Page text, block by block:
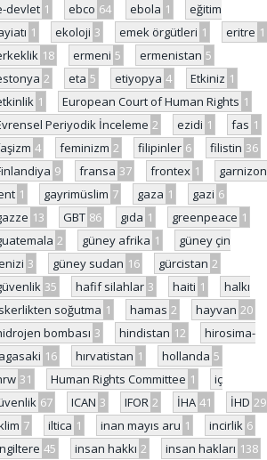
devlet 1 ebco 64 ebola 1
eğitim
1 ekoloji 3 emek örgütleri 1 eritre 1
18 ermeni 5 ermenistan 5
2 eta 5 etiyopya 4 Etkiniz 1
1 European Court of Human Rights 1
Periyodik İnceleme 2 ezidi 1 fas 1
4 feminizm 2 filipinler 6 filistin 36
9 fransa 37 frontex 1
garnizon
1 gayrimüslim 7 gaza 1 gazi 6
13 GBT 86 gıda 1 greenpeace 1
2 güney afrika 1
güney çin
3 güney sudan 16 gürcistan 2
35 hafif silahlar 3 haiti 1
halkı
soğutma 1 hamas 2 hayvan 20
bombası 3 hindistan 12
hirosima-
16 hırvatistan 1 hollanda 5
31 Human Rights Committee 1
iç
67 ICAN 3 IFOR 2 İHA 41 İHD 29
7 iltica 1 inan mayıs aru 1 incirlik 6
45 insan hakkı 2 insan hakları 138